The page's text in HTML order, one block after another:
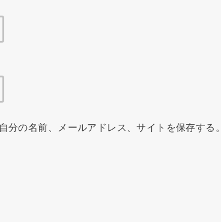
の名前、メールアドレス、サイトを保存する。